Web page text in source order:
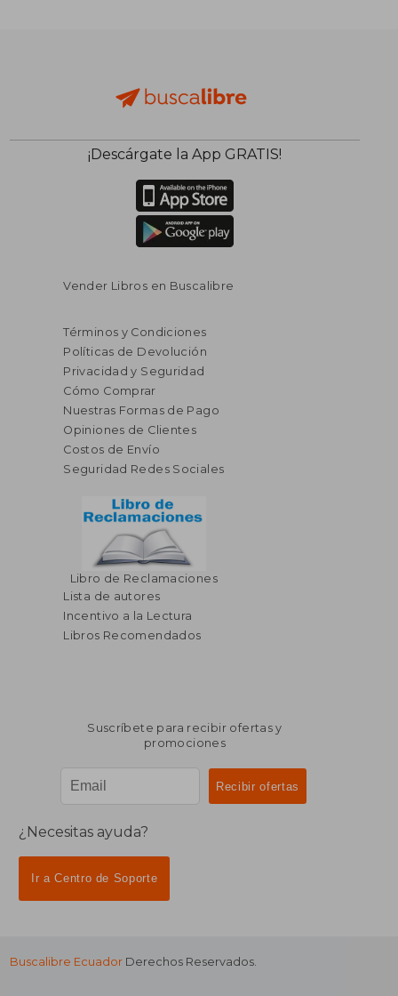
¡Descárgate la App GRATIS!
Vender Libros en Buscalibre
Términos y Condiciones
Políticas de Devolución
Privacidad y Seguridad
Cómo Comprar
Nuestras Formas de Pago
Opiniones de Clientes
Costos de Envío
Seguridad Redes Sociales
Libro de Reclamaciones
Lista de autores
Incentivo a la Lectura
Libros Recomendados
Suscríbete para recibir ofertas y
promociones
¿Necesitas ayuda?
Ir a Centro de Soporte
Buscalibre Ecuador Derechos Reservados.